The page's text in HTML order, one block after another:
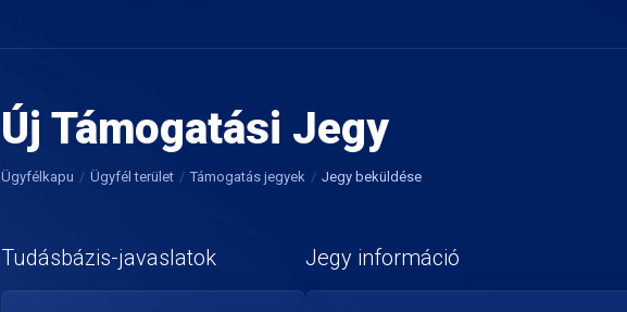
Új Támogatási Jegy
Ügyfélkapu Ügyfél terület Támogatás jegyek Jegy beküldése
Tudásbázis-javaslatok Jegy információ